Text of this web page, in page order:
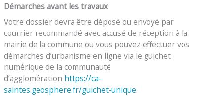
Démarches avant les travaux
Votre dossier devra être déposé ou envoyé par
courrier recommandé avec accusé de réception à la
mairie de la commune ou vous pouvez effectuer vos
démarches d’urbanisme en ligne via le guichet
numérique de la communauté
d’agglomération https://ca-
saintes.geosphere.fr/guichet-unique.